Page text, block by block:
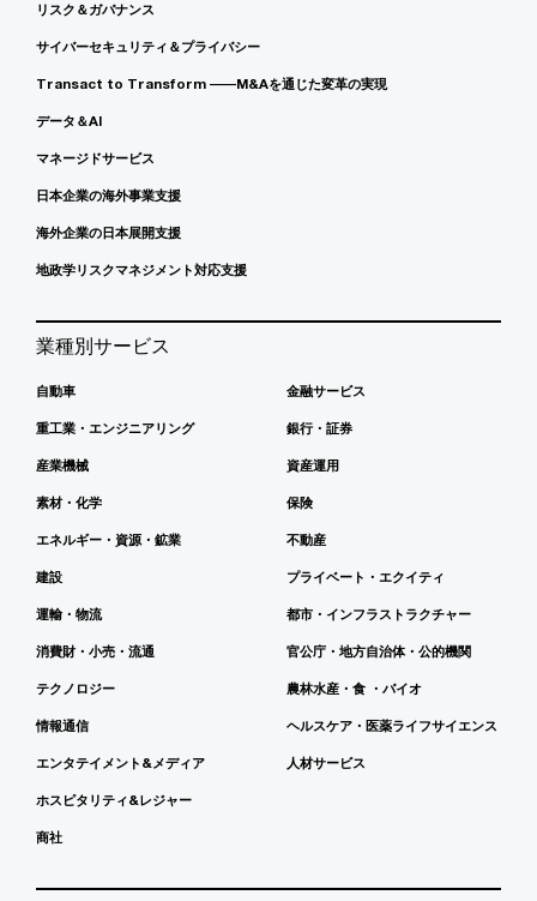
リスク＆ガバナンス
サイバーセキュリティ＆プライバシー
Transact to Transform ――M&Aを通じた変革の実現
データ＆AI
マネージドサービス
日本企業の海外事業支援
海外企業の日本展開支援
地政学リスクマネジメント対応支援
業種別サービス
自動車
重工業・エンジニアリング
産業機械
素材・化学
エネルギー・資源・鉱業
建設
運輸・物流
消費財・小売・流通
テクノロジー
情報通信
エンタテイメント&メディア
ホスピタリティ&レジャー
商社
金融サービス
銀行・証券
資産運用
保険
不動産
プライベート・エクイティ
都市・インフラストラクチャー
官公庁・地方自治体・公的機関
農林水産・食 ・バイオ
ヘルスケア・医薬ライフサイエンス
人材サービス